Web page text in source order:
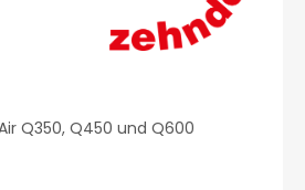
Q350, Q450 und Q600